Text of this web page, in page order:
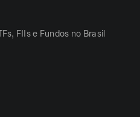
FIIs e Fundos no Brasil